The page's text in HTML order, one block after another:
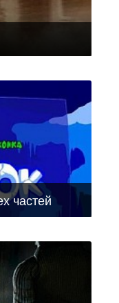
частей